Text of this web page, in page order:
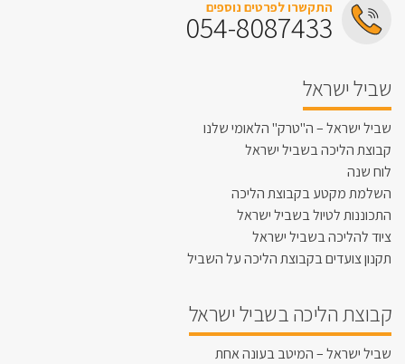
התקשרו לפרטים נוספים
054-8087433
שביל ישראל
שביל ישראל – ה"טרק" הלאומי שלנו
קבוצת הליכה בשביל ישראל
לוח שנה
השלמת מקטע בקבוצת הליכה
התכוננות לטיול בשביל ישראל
ציוד להליכה בשביל ישראל
תקנון צועדים בקבוצת הליכה על השביל
קבוצת הליכה בשביל ישראל
שביל ישראל – המיטב בעונה אחת